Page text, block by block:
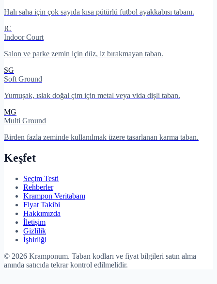
Halı saha için çok sayıda kısa pütürlü futbol ayakkabısı tabanı.
IC
Indoor Court
Salon ve parke zemin için düz, iz bırakmayan taban.
SG
Soft Ground
Yumuşak, ıslak doğal çim için metal veya vida dişli taban.
MG
Multi Ground
Birden fazla zeminde kullanılmak üzere tasarlanan karma taban.
Keşfet
Seçim Testi
Rehberler
Krampon Veritabanı
Fiyat Takibi
Hakkımızda
İletişim
Gizlilik
İşbirliği
© 2026 Kramponum. Taban kodları ve fiyat bilgileri satın alma
anında satıcıda tekrar kontrol edilmelidir.